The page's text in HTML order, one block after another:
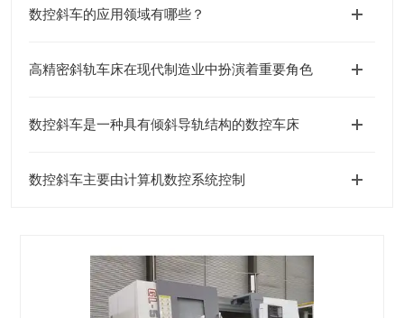
数控斜车的应用领域有哪些？
高精密斜轨车床在现代制造业中扮演着重要角色
数控斜车是一种具有倾斜导轨结构的数控车床
数控斜车主要由计算机数控系统控制